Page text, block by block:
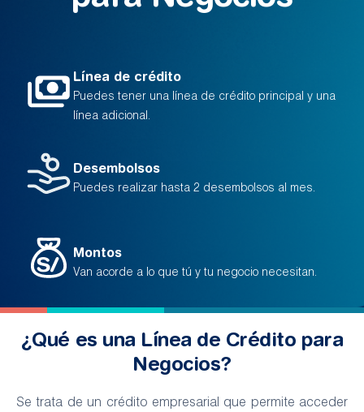
Línea de crédito
Puedes tener una línea de crédito principal y una
línea adicional.
Desembolsos
Puedes realizar hasta 2 desembolsos al mes.
Montos
Van acorde a lo que tú y tu negocio necesitan.
¿Qué es una Línea de Crédito para
Negocios?
Se trata de un crédito empresarial que permite acceder